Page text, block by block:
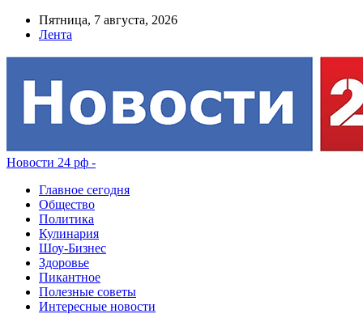
Пятница, 7 августа, 2026
Лента
Новости 24 рф -
Главное сегодня
Общество
Политика
Кулинария
Шоу-Бизнес
Здоровье
Пикантное
Полезные советы
Интересные новости